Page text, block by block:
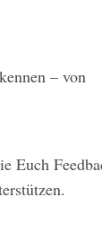
– von
Euch